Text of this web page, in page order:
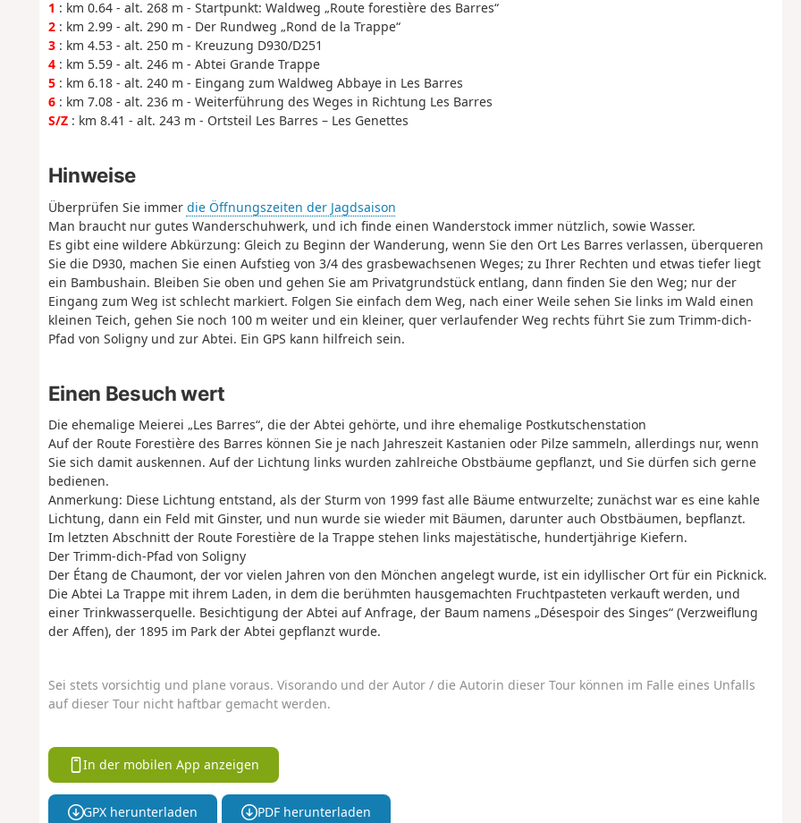
1 : km 0.64 - alt. 268 m - Startpunkt: Waldweg „Route forestière des Barres“
2: km 2.99 - alt. 290 m - Der Rundweg „Rond de la Trappe“
3: km 4.53 - alt. 250 m - Kreuzung D930/D251
4: km 5.59 - alt. 246 m - Abtei Grande Trappe
5: km 6.18 - alt. 240 m - Eingang zum Waldweg Abbaye in Les Barres
6: km 7.08 - alt. 236 m - Weiterführung des Weges in Richtung Les Barres
S/Z: km 8.41 - alt. 243 m - Ortsteil Les Barres – Les Genettes
Hinweise
Überprüfen Sie immer die Öffnungszeiten der Jagdsaison
Man braucht nur gutes Wanderschuhwerk, und ich finde einen Wanderstock immer nützlich, sowie Wasser.
Es gibt eine wildere Abkürzung: Gleich zu Beginn der Wanderung, wenn Sie den Ort Les Barres verlassen, überqueren
Sie die D930, machen Sie einen Aufstieg von 3/4 des grasbewachsenen Weges; zu Ihrer Rechten und etwas tiefer liegt
ein Bambushain. Bleiben Sie oben und gehen Sie am Privatgrundstück entlang, dann finden Sie den Weg; nur der
Eingang zum Weg ist schlecht markiert. Folgen Sie einfach dem Weg, nach einer Weile sehen Sie links im Wald einen
kleinen Teich, gehen Sie noch 100 m weiter und ein kleiner, quer verlaufender Weg rechts führt Sie zum Trimm-dich-
Pfad von Soligny und zur Abtei. Ein GPS kann hilfreich sein.
Einen Besuch wert
Die ehemalige Meierei „Les Barres“, die der Abtei gehörte, und ihre ehemalige Postkutschenstation
Auf der Route Forestière des Barres können Sie je nach Jahreszeit Kastanien oder Pilze sammeln, allerdings nur, wenn
Sie sich damit auskennen. Auf der Lichtung links wurden zahlreiche Obstbäume gepflanzt, und Sie dürfen sich gerne
bedienen.
Anmerkung: Diese Lichtung entstand, als der Sturm von 1999 fast alle Bäume entwurzelte; zunächst war es eine kahle
Lichtung, dann ein Feld mit Ginster, und nun wurde sie wieder mit Bäumen, darunter auch Obstbäumen, bepflanzt.
Im letzten Abschnitt der Route Forestière de la Trappe stehen links majestätische, hundertjährige Kiefern.
Der Trimm-dich-Pfad von Soligny
Der Étang de Chaumont, der vor vielen Jahren von den Mönchen angelegt wurde, ist ein idyllischer Ort für ein Picknick.
Die Abtei La Trappe mit ihrem Laden, in dem die berühmten hausgemachten Fruchtpasteten verkauft werden, und
einer Trinkwasserquelle. Besichtigung der Abtei auf Anfrage, der Baum namens „Désespoir des Singes“ (Verzweiflung
der Affen), der 1895 im Park der Abtei gepflanzt wurde.
Sei stets vorsichtig und plane voraus. Visorando und der Autor / die Autorin dieser Tour können im Falle eines Unfalls
auf dieser Tour nicht haftbar gemacht werden.
In der mobilen App anzeigen
GPX herunterladen PDF herunterladen